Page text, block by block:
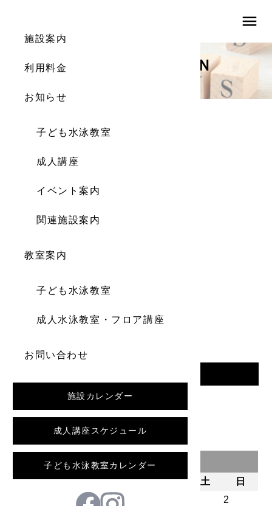
menu
施設案内
利用料金
お知らせ
子ども水泳教室
成人講座
イベント案内
関連施設案内
教室案内
子ども水泳教室
成人水泳教室・フロア講座
お問い合わせ
施設カレンダー
成人講座スケジュール
子ども水泳教室カレンダー
INFORMATION
2026年8月
月 火 水 木 金 土
日
2